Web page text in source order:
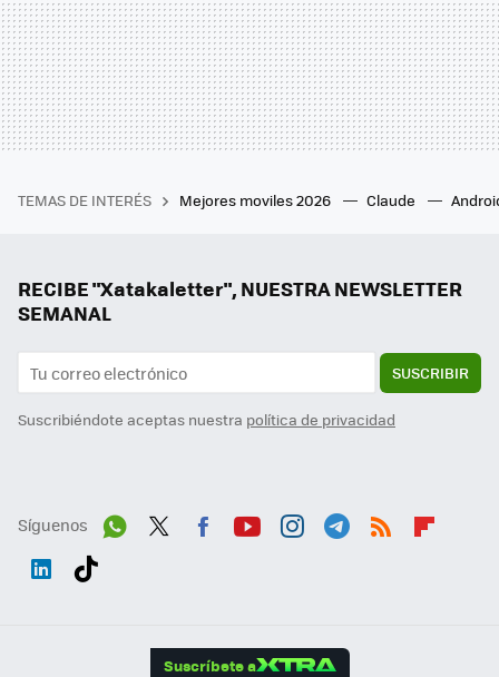
TEMAS DE INTERÉS Mejores moviles 2026 Claude
RECIBE "Xatakaletter", NUESTRA NEWSLETTER
SEMANAL
SUSCRIBIR
Suscribiéndote aceptas nuestra política de privacidad
Síguenos
Suscríbete a